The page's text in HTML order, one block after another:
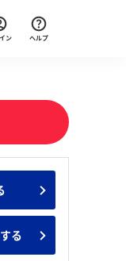
ーン人気企業ランキ
一覧
ン ヘルプ
る